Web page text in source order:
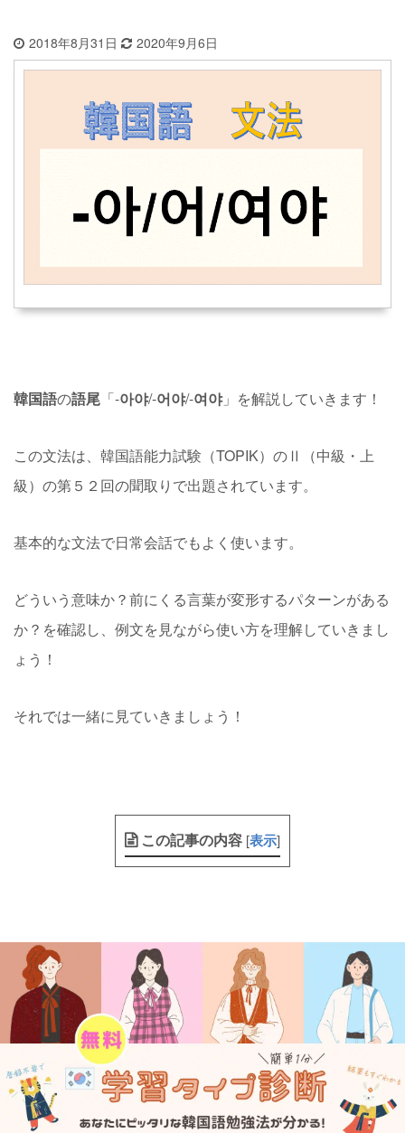
2018年8月31日 2020年9月6日
韓国語の語尾 「-아야/-어야/-여야」を解説していきます！
この文法は、韓国語能力試験（TOPIK）のⅡ（中級・上
級）の第５２回の聞取りで出題されています。
基本的な文法で日常会話でもよく使います。
どういう意味か？前にくる言葉が変形するパターンがある
か？を確認し、例文を見ながら使い方を理解していきまし
ょう！
それでは一緒に見ていきましょう！
この記事の内容 [表示]